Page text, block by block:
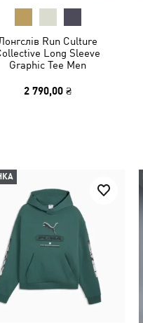
Run Culture
Long Sleeve
Graphic Tee Men
2 790,00 ₴